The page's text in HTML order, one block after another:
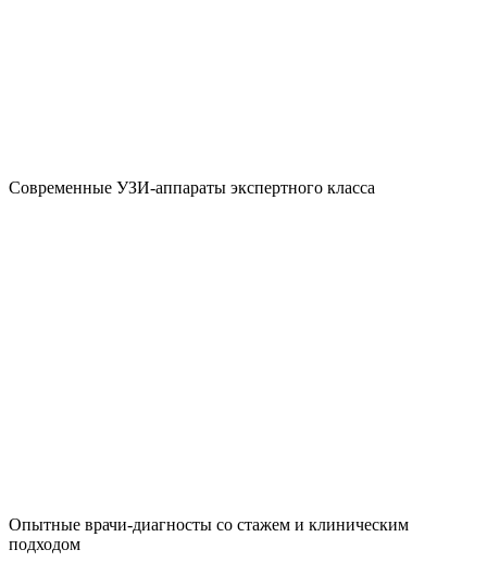
Современные УЗИ-аппараты экспертного класса
Опытные врачи-диагносты со стажем и клиническим
подходом